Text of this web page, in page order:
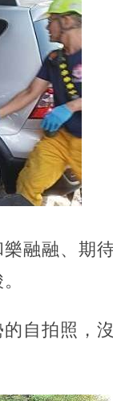
融融、期
自拍照，